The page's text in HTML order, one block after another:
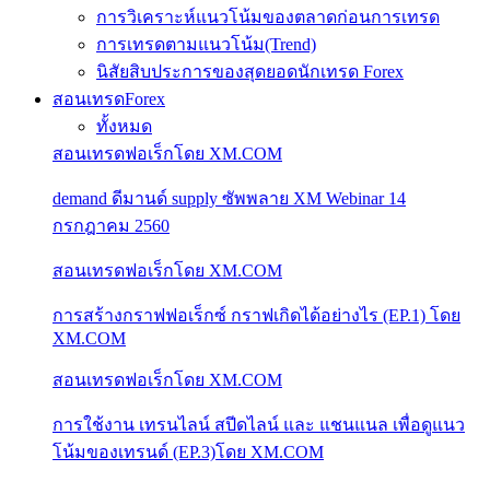
การวิเคราะห์แนวโน้มของตลาดก่อนการเทรด
การเทรดตามแนวโน้ม(Trend)
นิสัยสิบประการของสุดยอดนักเทรด Forex
สอนเทรดForex
ทั้งหมด
สอนเทรดฟอเร็กโดย XM.COM
demand ดีมานด์ supply ซัพพลาย XM Webinar 14
กรกฎาคม 2560
สอนเทรดฟอเร็กโดย XM.COM
การสร้างกราฟฟอเร็กซ์ กราฟเกิดได้อย่างไร (EP.1) โดย
XM.COM
สอนเทรดฟอเร็กโดย XM.COM
การใช้งาน เทรนไลน์ สปีดไลน์ และ แชนแนล เพื่อดูแนว
โน้มของเทรนด์ (EP.3)โดย XM.COM